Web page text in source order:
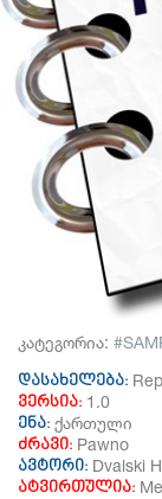
კატეგორია:
დასახელება:
ვერსია: 1.0
ენა: ქართული
ძრავი: Pawno
ავტორი: Dvalski
ატვირთულია: